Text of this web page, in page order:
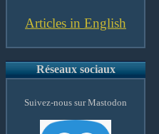
Articles in English
Réseaux sociaux
Suivez-nous sur Mastodon